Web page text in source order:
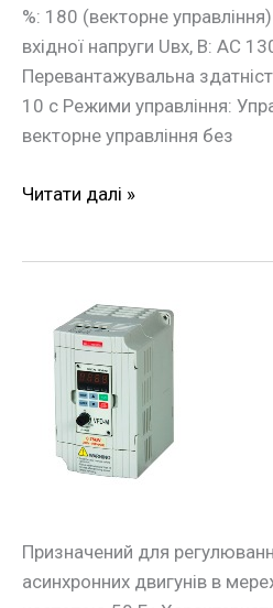
%: 180 (векторне
вхідної напруги Uвх, В: АС
Перевантажувальна
10 с Режими управління:
векторне управління без
Читати далі »
Призначений для
асинхронних двигунів в
Частотний
перетворювач
drive.1R5.S
1,5кВт
1ф/220В